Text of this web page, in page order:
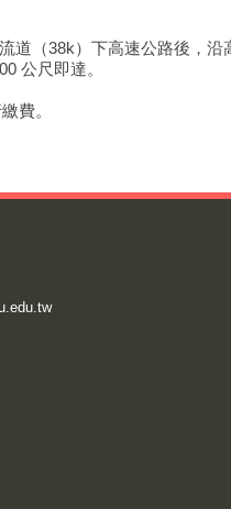
道（38k）下高速公路後，
公尺即達。
費。